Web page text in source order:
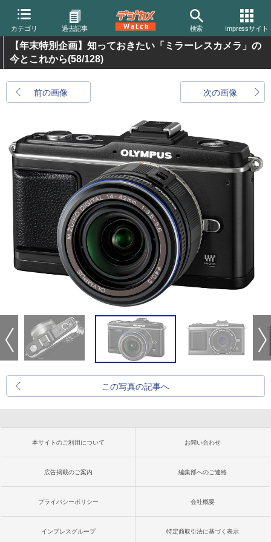
カテゴリ 過去記事 検索 Impressサイト
【年末特別企画】知っておきたい「ミラーレスカメラ」の
今とこれから(58/128)
前の画像 次の画像
この写真の記事へ
本サイトのご利用について お問い合わせ
広告掲載のご案内 編集部へのご連絡
プライバシーポリシー 会社概要
インプレスグループ 特定商取引法に基づく表示